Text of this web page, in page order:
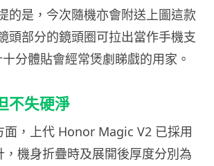
的是，今次隨機亦會附送上圖這款
頭部分的鏡頭圈可拉出當作手機支
分體貼會經常煲劇睇戲的用家。
不失硬淨
面，上代 Honor Magic V2 已採用
，機身折疊時及展開後厚度分別為